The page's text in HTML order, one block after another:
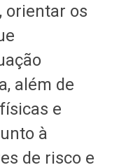
orientar os
além de
e
à
de risco e